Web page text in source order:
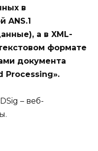
в
ANS.1
а в XML-
формате
документа
Processing».
– веб-